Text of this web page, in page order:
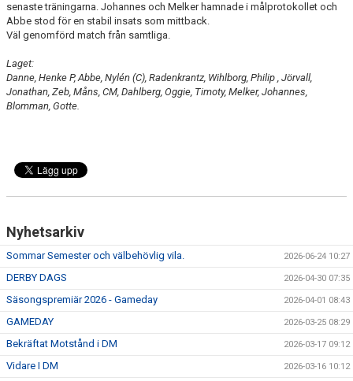
senaste träningarna. Johannes och Melker hamnade i målprotokollet och
Abbe stod för en stabil insats som mittback.
Väl genomförd match från samtliga.
Laget:
Danne, Henke P, Abbe, Nylén (C), Radenkrantz, Wihlborg, Philip , Jörvall,
Jonathan, Zeb, Måns, CM, Dahlberg, Oggie, Timoty, Melker, Johannes,
Blomman, Gotte.
Nyhetsarkiv
Sommar Semester och välbehövlig vila. 2026-06-24 10:27
DERBY DAGS 2026-04-30 07:35
Säsongspremiär 2026 - Gameday 2026-04-01 08:43
GAMEDAY 2026-03-25 08:29
Bekräftat Motstånd i DM 2026-03-17 09:12
Vidare I DM 2026-03-16 10:12